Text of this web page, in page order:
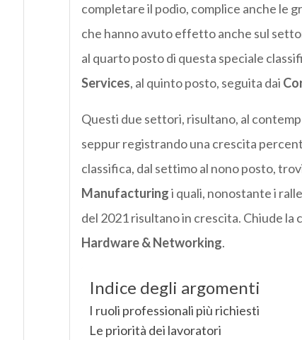
completare il podio, complice anche le
che hanno avuto effetto anche sul
al quarto posto di questa speciale
Services, al quinto posto, seguita dai
Questi due settori, risultano, al
seppur registrando una crescita
classifica, dal settimo al nono posto,
Manufacturingi quali, nonostante i
del 2021 risultano in crescita. Chiude
Hardware & Networking.
Indice degli argomenti
I ruoli professionali più richiesti
Le priorità dei lavoratori